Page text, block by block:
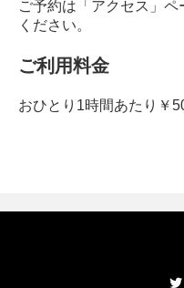
ご予約は「アクセス」
ください。
ご利用料金
おひとり1時間あたり￥